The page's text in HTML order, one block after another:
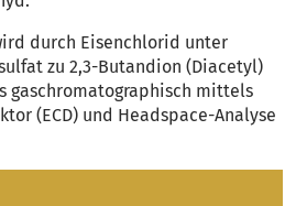
durch Eisenchlorid unter
zu 2,3-Butandion (Diacetyl)
gaschromatographisch mittels
(ECD) und Headspace-Analyse